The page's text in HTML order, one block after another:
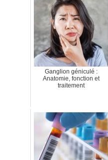
Ganglion géniculé :
Anatomie, fonction et
traitement